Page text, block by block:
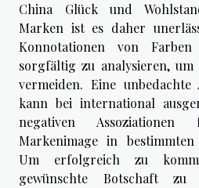
China Glück und
Marken ist es daher
Konnotationen von
sorgfältig zu analysieren, um
vermeiden. Eine unbedachte
kann bei international
negativen
Markenimage in
Um erfolgreich zu
gewünschte Botschaft zu